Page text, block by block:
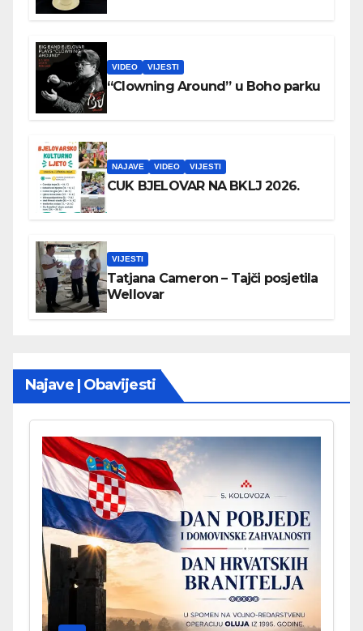
VIDEO VIJESTI
“Clowning Around” u Boho parku
NAJAVE VIDEO VIJESTI
CUK BJELOVAR NA BKLJ 2026.
VIJESTI
Tatjana Cameron – Tajči posjetila
Wellovar
Najave | Obavijesti